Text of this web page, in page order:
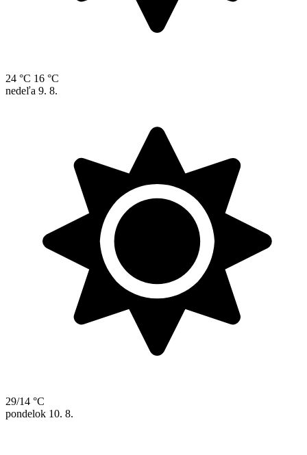
24 °C 16 °C
nedeľa 9. 8.
29/14 °C
pondelok 10. 8.